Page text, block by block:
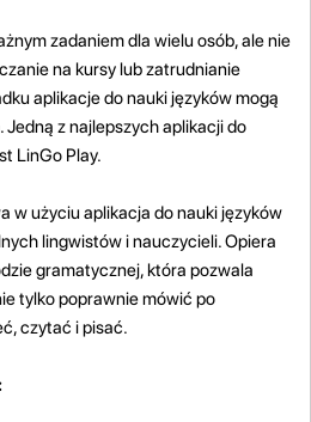
zadaniem dla wielu osób, ale nie
na kursy lub zatrudnianie
aplikacje do nauki języków mogą
z najlepszych aplikacji do
LinGo Play.
w użyciu aplikacja do nauki języków
lingwistów i nauczycieli. Opiera
gramatycznej, która pozwala
tylko poprawnie mówić po
czytać i pisać.